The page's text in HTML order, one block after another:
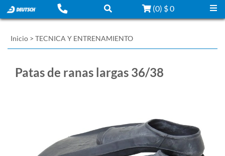
(0) $ 0
Inicio > TECNICA Y ENTRENAMIENTO
Patas de ranas largas 36/38